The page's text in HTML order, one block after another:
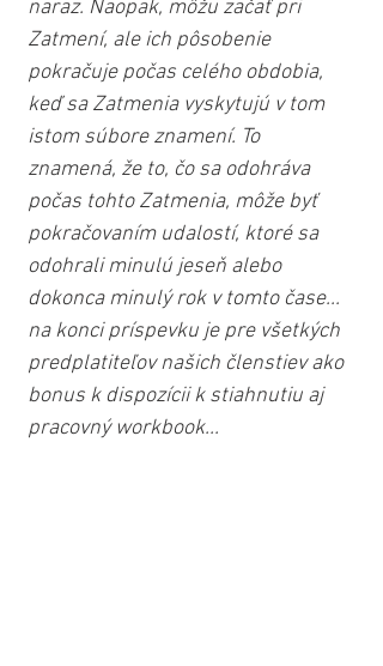
naraz. Naopak, môžu začať pri
Zatmení, ale ich pôsobenie
pokračuje počas celého obdobia,
keď sa Zatmenia vyskytujú v tom
istom súbore znamení. To
znamená, že to, čo sa odohráva
počas tohto Zatmenia, môže byť
pokračovaním udalostí, ktoré sa
odohrali minulú jeseň alebo
dokonca minulý rok v tomto čase...
na konci príspevku je pre všetkých
predplatiteľov našich členstiev ako
bonus k dispozícii k stiahnutiu aj
pracovný workbook...